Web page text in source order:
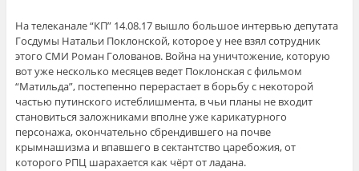
На телеканале “КП” 14.08.17 вышло большое интервью депутата
Госдумы Натальи Поклонской, которое у нее взял сотрудник
этого СМИ Роман Голованов. Война на уничтожение, которую
вот уже несколько месяцев ведет Поклонская с фильмом
“Матильда”, постепенно перерастает в борьбу с некоторой
частью путинского истеблишмента, в чьи планы не входит
становиться заложниками вполне уже карикатурного
персонажа, окончательно сбрендившего на почве
крымнашизма и впавшего в сектантство царебожия, от
которого РПЦ шарахается как чёрт от ладана.